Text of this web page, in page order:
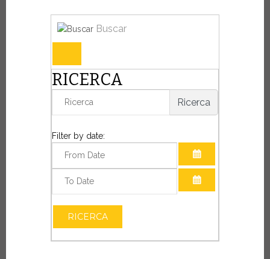
Buscar
RICERCA
Ricerca
Filter by date:
ABRIR EL
RICERCA